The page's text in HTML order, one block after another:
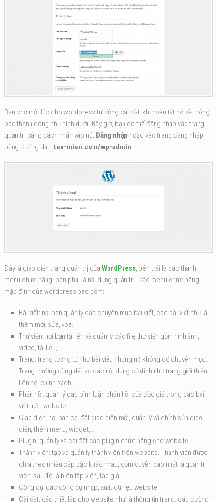
Bạn chờ một lúc cho wordpress tự động cài đặt, khi hoàn tất nó sẽ thông
báo thành công như hình dưới. Bây giờ, bạn có thể đăng nhập vào trang
quản trị bằng cách nhấn vào nútĐăng nhập hoặc vào trang đăng nhập
bằng đường dẫn: ten-mien.com/wp-admin
Đây là giao diện trang quản trị của WordPress, bên trái là các thanh
menu chức năng, bên phải là nội dung quản trị. Các menu chức năng
mặc định của wordpress bao gồm:
Bài viết: nơi bạn quản lý các chuyên mục bài viết, các bài viết như là
thêm mới, sửa, xoá.
Thư viện: nơi bạn tải lên và quản lý các file thư viện gồm hình ảnh,
video, tài liệu,…
Trang: trang tương tự như bài viết, nhưng nó không có chuyên mục.
Trang thường dùng để tạo các nội dung cố định như trang giới thiệu,
liên hệ, chính sách,…
Phản hồi: quản lý các bình luận phản hồi của độc giả trong các bài
viết trên website.
Giao diện: nơi bạn cài đặt giao diện mới, quản lý và chỉnh sửa giao
diện, thêm menu, widget,…
Plugin: quản lý và cài đặt các plugin chức năng cho website.
Thành viên: tạo và quản lý thành viên trên website. Thành viên được
chia theo nhiều cấp bậc khác nhau, gồm quyền cao nhất là quản trị
viên, sau đó là biên tập viên, tác giả,…
Công cụ: các công cụ nhập, xuất dữ liệu website.
Cài đặt: các thiết lập cho website như là thông tin trang, các đường